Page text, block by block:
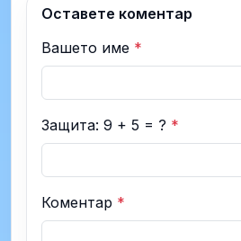
Оставете коментар
Вашето име *
Защита: 9 + 5 = ? *
Коментар *